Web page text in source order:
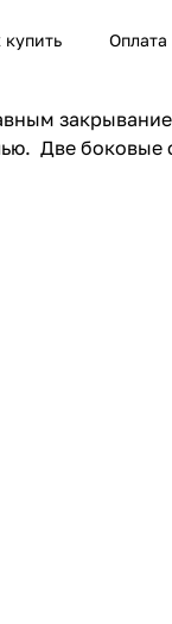
купить Оплата
Две боковые